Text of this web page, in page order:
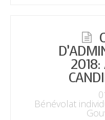
2018:
Bénévolat